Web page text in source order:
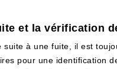
et la vérification
à une fuite, il est
pour une identification